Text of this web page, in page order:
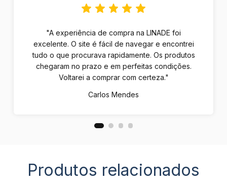
"A experiência de compra na LINADE foi
excelente. O site é fácil de navegar e encontrei
tudo o que procurava rapidamente. Os produtos
chegaram no prazo e em perfeitas condições.
Voltarei a comprar com certeza."
Carlos Mendes
Produtos relacionados